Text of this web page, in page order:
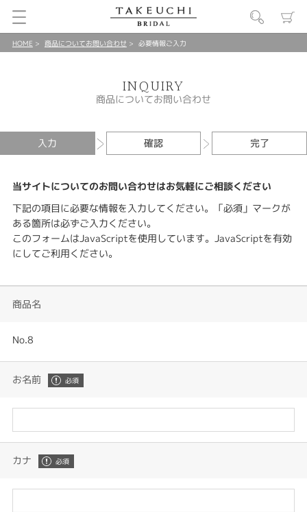
HOME 商品についてお問い合わせ 必要情報ご入力
INQUIRY
商品についてお問い合わせ
入力 確認 完了
当サイトについてのお問い合わせはお気軽にご相談ください
下記の項目に必要な情報を入力してください。「必須」マークが
ある箇所は必ずご入力ください。
このフォームはJavaScriptを使用しています。JavaScriptを有効
にしてご利用ください。
商品名
No.8
お名前
カナ